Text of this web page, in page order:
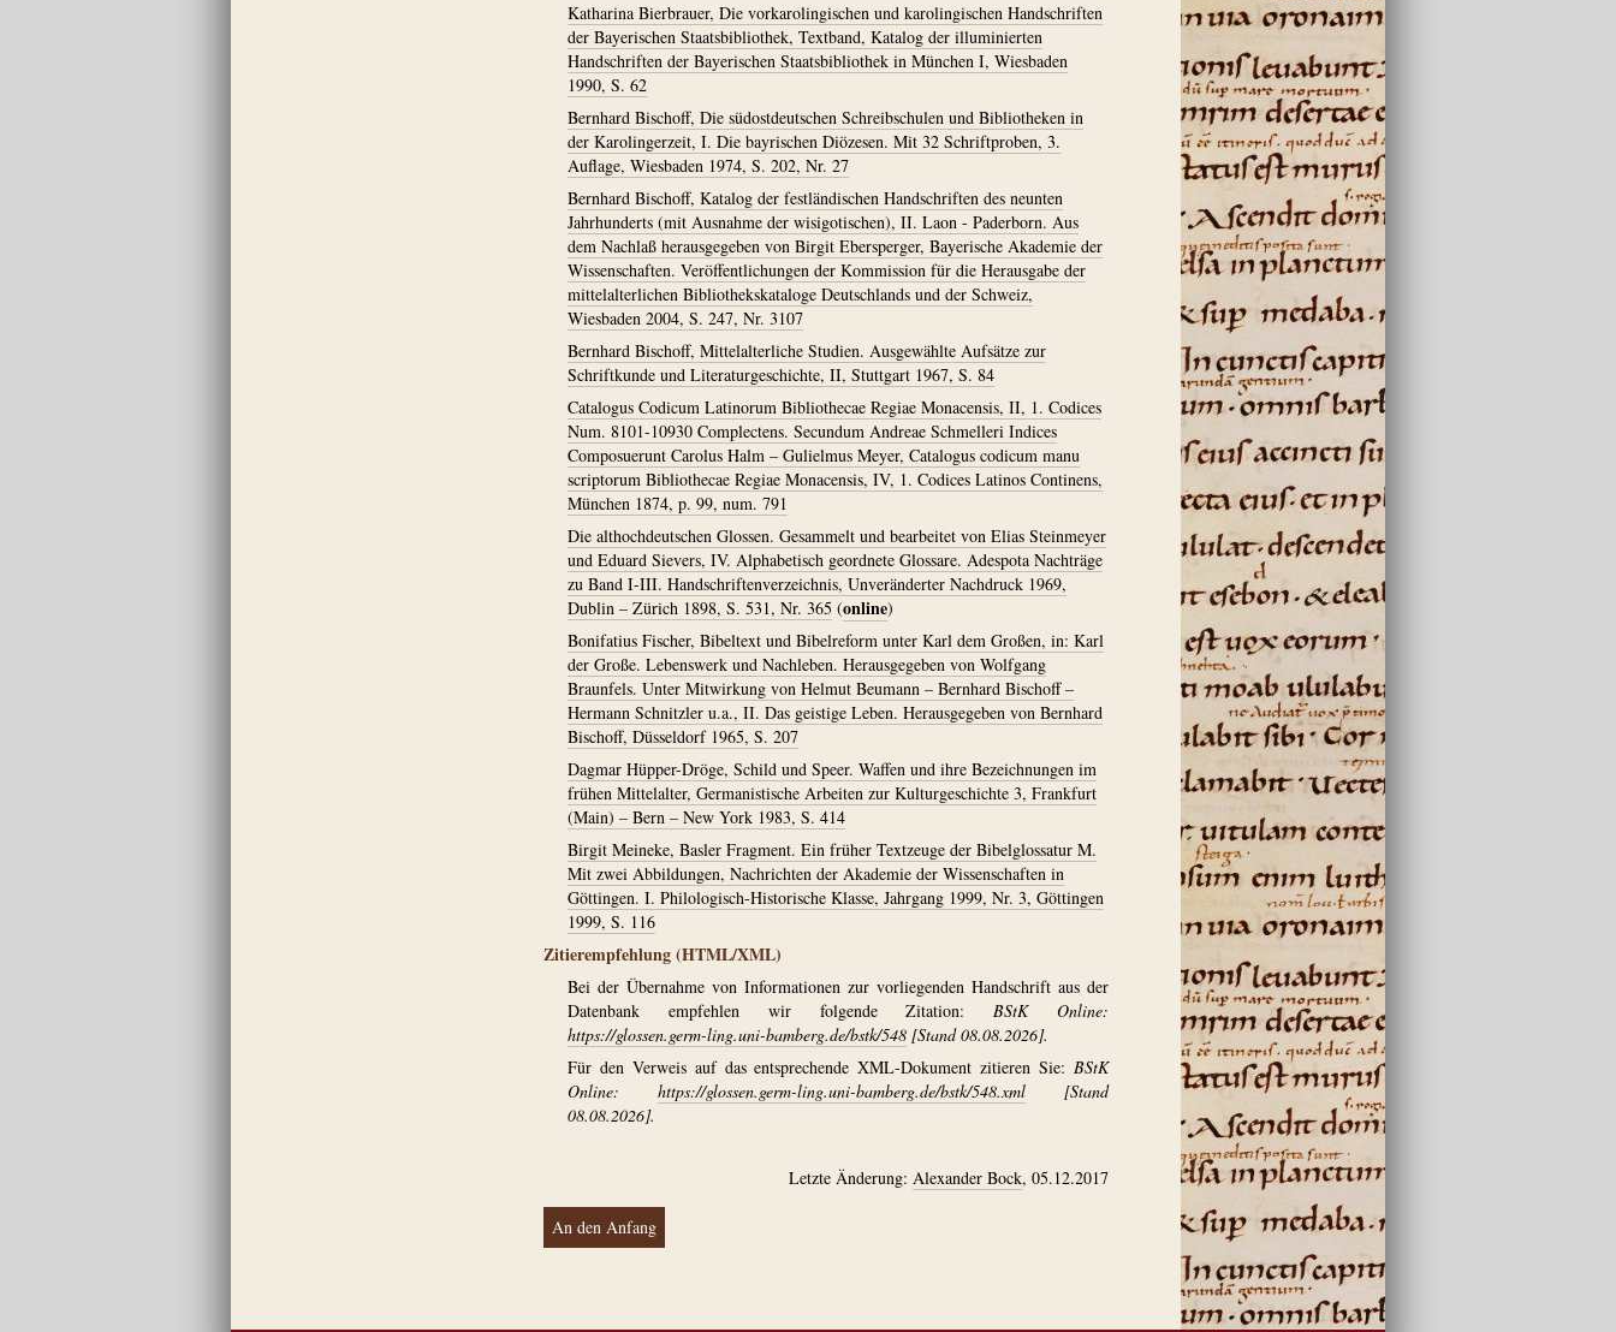
Katharina Bierbrauer, Die vorkarolingischen und karolingischen Handschriften
der Bayerischen Staatsbibliothek, Textband, Katalog der illuminierten
Handschriften der Bayerischen Staatsbibliothek in München I, Wiesbaden
1990, S. 62
Bernhard Bischoff, Die südostdeutschen Schreibschulen und Bibliotheken in
der Karolingerzeit, I. Die bayrischen Diözesen. Mit 32 Schriftproben, 3.
Auflage, Wiesbaden 1974, S. 202, Nr. 27
Bernhard Bischoff, Katalog der festländischen Handschriften des neunten
Jahrhunderts (mit Ausnahme der wisigotischen), II. Laon - Paderborn. Aus
dem Nachlaß herausgegeben von Birgit Ebersperger, Bayerische Akademie der
Wissenschaften. Veröffentlichungen der Kommission für die Herausgabe der
mittelalterlichen Bibliothekskataloge Deutschlands und der Schweiz,
Wiesbaden 2004, S. 247, Nr. 3107
Bernhard Bischoff, Mittelalterliche Studien. Ausgewählte Aufsätze zur
Schriftkunde und Literaturgeschichte, II, Stuttgart 1967, S. 84
Catalogus Codicum Latinorum Bibliothecae Regiae Monacensis, II, 1. Codices
Num. 8101-10930 Complectens. Secundum Andreae Schmelleri Indices
Composuerunt Carolus Halm – Gulielmus Meyer, Catalogus codicum manu
scriptorum Bibliothecae Regiae Monacensis, IV, 1. Codices Latinos Continens,
München 1874, p. 99, num. 791
Die althochdeutschen Glossen. Gesammelt und bearbeitet von Elias Steinmeyer
und Eduard Sievers, IV. Alphabetisch geordnete Glossare. Adespota Nachträge
zu Band I-III. Handschriftenverzeichnis, Unveränderter Nachdruck 1969,
Dublin – Zürich 1898, S. 531, Nr. 365 (online)
Bonifatius Fischer, Bibeltext und Bibelreform unter Karl dem Großen, in: Karl
der Große. Lebenswerk und Nachleben. Herausgegeben von Wolfgang
Braunfels. Unter Mitwirkung von Helmut Beumann – Bernhard Bischoff –
Hermann Schnitzler u.a., II. Das geistige Leben. Herausgegeben von Bernhard
Bischoff, Düsseldorf 1965, S. 207
Dagmar Hüpper-Dröge, Schild und Speer. Waffen und ihre Bezeichnungen im
frühen Mittelalter, Germanistische Arbeiten zur Kulturgeschichte 3, Frankfurt
(Main) – Bern – New York 1983, S. 414
Birgit Meineke, Basler Fragment. Ein früher Textzeuge der Bibelglossatur M.
Mit zwei Abbildungen, Nachrichten der Akademie der Wissenschaften in
Göttingen. I. Philologisch-Historische Klasse, Jahrgang 1999, Nr. 3, Göttingen
1999, S. 116
Zitierempfehlung (HTML/XML)
Bei der Übernahme von Informationen zur vorliegenden Handschrift aus der
Datenbank empfehlen wir folgende Zitation:BStK Online:
https://glossen.germ-ling.uni-bamberg.de/bstk/548 [Stand 08.08.2026].
Für den Verweis auf das entsprechende XML-Dokument zitieren Sie: BStK
Online: https://glossen.germ-ling.uni-bamberg.de/bstk/548.xml [Stand
08.08.2026].
Letzte Änderung: Alexander Bock, 05.12.2017
An den Anfang